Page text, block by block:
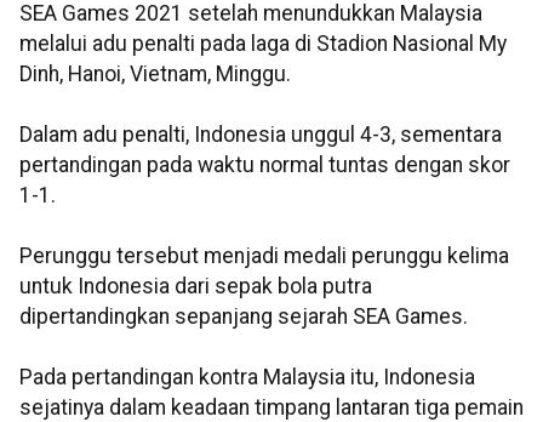
SEA Games 2021 setelah menundukkan Malaysia
melalui adu penalti pada laga di Stadion Nasional My
Dinh, Hanoi, Vietnam, Minggu.
Dalam adu penalti, Indonesia unggul 4-3, sementara
pertandingan pada waktu normal tuntas dengan skor
1-1.
Perunggu tersebut menjadi medali perunggu kelima
untuk Indonesia dari sepak bola putra
dipertandingkan sepanjang sejarah SEA Games.
Pada pertandingan kontra Malaysia itu, Indonesia
sejatinya dalam keadaan timpang lantaran tiga pemain